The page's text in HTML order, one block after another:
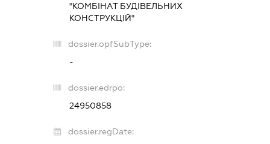
"КОМБІНАТ БУДІВЕЛЬНИХ
КОНСТРУКЦІЙ"
dossier.opfSubType:
-
dossier.edrpo:
24950858
dossier.regDate: